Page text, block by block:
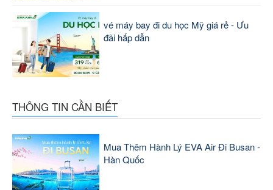
vé máy bay đi du học Mỹ giá rẻ - Ưu
đãi hấp dẫn
THÔNG TIN CẦN BIẾT
Mua Thêm Hành Lý EVA Air Đi Busan -
Hàn Quốc